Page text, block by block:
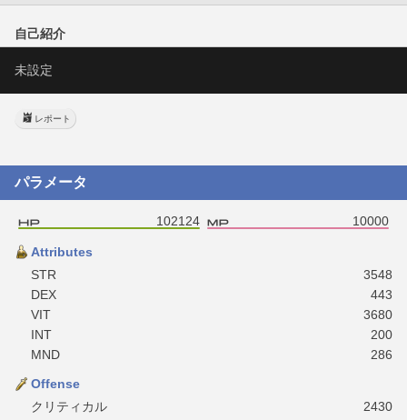
自己紹介
未設定
レポート
パラメータ
102124 10000
Attributes
STR
3548
DEX
443
VIT
3680
INT
200
MND
286
Offense
クリティカル
2430